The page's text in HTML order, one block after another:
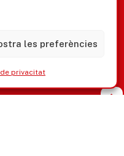
les preferències
privacitat